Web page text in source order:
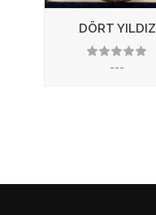
DÖRT YILDIZ
3.50
---